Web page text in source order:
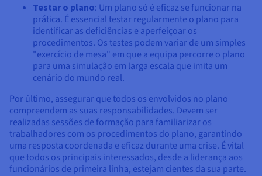
Testar o plano: Um plano só é eficaz se funcionar na
prática. É essencial testar regularmente o plano para
identificar as deficiências e aperfeiçoar os
procedimentos. Os testes podem variar de um simples
"exercício de mesa" em que a equipa percorre o plano
para uma simulação em larga escala que imita um
cenário do mundo real.
Por último, assegurar que todos os envolvidos no plano
compreendem as suas responsabilidades. Devem ser
realizadas sessões de formação para familiarizar os
trabalhadores com os procedimentos do plano, garantindo
uma resposta coordenada e eficaz durante uma crise. É vital
que todos os principais interessados, desde a liderança aos
funcionários de primeira linha, estejam cientes da sua parte.